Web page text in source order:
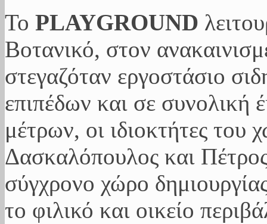
Το PLAYGROUND
Βοτανικό, στον
στεγαζόταν εργοστάσιο
επιπέδων και σε συνολική
μέτρων, οι ιδιοκτήτες
Δασκαλόπουλος και
σύγχρονο χώρο
το φιλικό και οικείο